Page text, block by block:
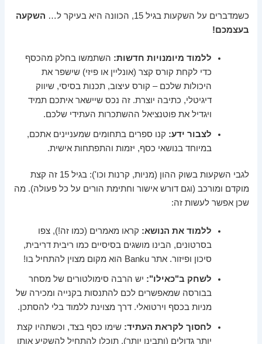
כשמדברים על השקעות בגיל 15, הכוונה היא בעיקר ל…
השקעה
בעצמכם!
ללמוד מיומנויות חדשות: השתמשו בחלק מהכסף
כדי לקחת קורס קצר (אונליין או פיזי) שישפר את
היכולות שלכם – קורס עיצוב, תכנות בסיסי, שיווק
דיגיטלי, כתיבה יוצרת. זה נכס שיישאר איתכם תמיד
ויגדיל את פוטנציאל ההשתכרות העתידי שלכם.
לצבור ידע: קנו ספרים בתחומים שמעניינים אתכם,
במיוחד בנושאי כסף, יזמות והתפתחות אישית.
לגבי השקעות בשוק ההון (מניות, קרנות וכו'): בגיל 15 זה קצת
מוקדם ומורכב (וגם דורש אישור וחתימת הורים על כל פעולה). מה
שכן אפשר לעשות זה:
ללמוד את הנושא: קראו מאמרים (כמו זה!), צפו
בסרטונים, הבינו מושגים בסיסיים כמו ריבית דריבית,
סיכון ופיזור. אתר Banku הוא מקום מצוין להתחיל בו!
לשחק ב"כאילו": יש הרבה סימולטורים של מסחר
בבורסה שמאפשרים לכם להתנסות בקנייה ומכירה של
מניות בכסף וירטואלי. דרך מצוינת ללמוד בלי להסתכן.
לחסוך לקראת העתיד: שימו כסף בצד, וכשתהיו קצת
יותר גדולים (ותבינו יותר), תוכלו להתחיל להשקיע אותו